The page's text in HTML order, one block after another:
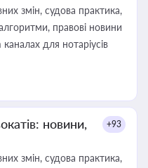
змін, судова практика,
правові новини
для нотаріусів
новини,
+93
змін, судова практика,